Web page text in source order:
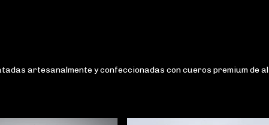
artesanalmente y confeccionadas con cueros premium de